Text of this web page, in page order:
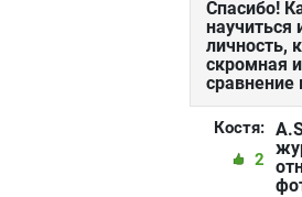
Спасибо!
научиться
личность,
скромная
сравнение
Костя:
2